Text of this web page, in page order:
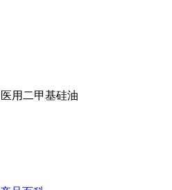
医用二甲基硅油